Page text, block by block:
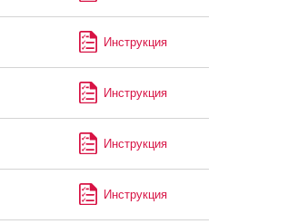
Инструкция
Инструкция
Инструкция
Инструкция